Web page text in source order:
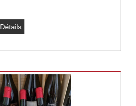
Détails